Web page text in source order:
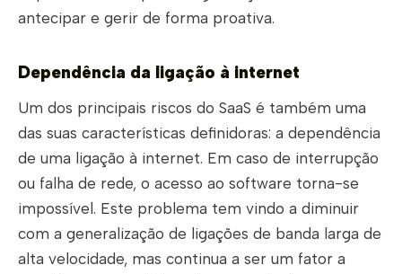
antecipar e gerir de forma proativa.
Dependência da ligação à internet
Um dos principais riscos do SaaS é também uma
das suas características definidoras: a dependência
de uma ligação à internet. Em caso de interrupção
ou falha de rede, o acesso ao software torna-se
impossível. Este problema tem vindo a diminuir
com a generalização de ligações de banda larga de
alta velocidade, mas continua a ser um fator a